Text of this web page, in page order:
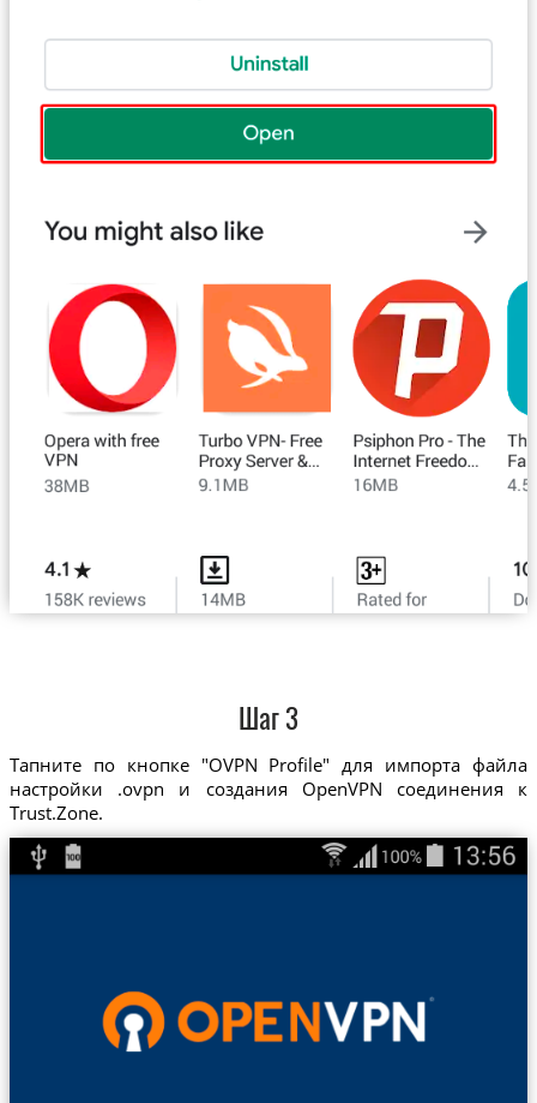
Шаг 3
Тапните по кнопке "OVPN Profile" для импорта файла
настройки .ovpn и создания OpenVPN соединения к
Trust.Zone.